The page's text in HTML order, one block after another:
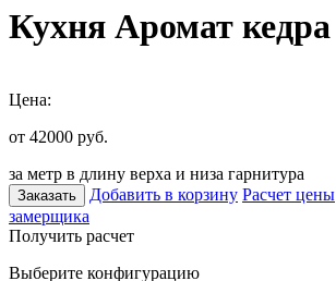
Кухня Аромат кедра
Цена:
от 42000 руб.
за метр в длину верха и низа гарнитура
Заказать Добавить в корзину Расчет цены
замерщика
Получить расчет
Выберите конфигурацию